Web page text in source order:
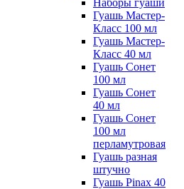
Наборы гуаши
Гуашь Мастер-
Класс 100 мл
Гуашь Мастер-
Класс 40 мл
Гуашь Сонет
100 мл
Гуашь Сонет
40 мл
Гуашь Сонет
100 мл
перламутровая
Гуашь разная
штучно
Гуашь Pinax 40